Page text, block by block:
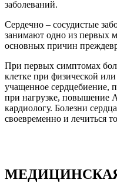
заболеваний.
Сердечно – сосудистые
занимают одно из первых
основных причин
При первых симптомах
клетке при физической
учащенное сердцебиение,
при нагрузке, повышение
кардиологу. Болезни
своевременно и лечиться